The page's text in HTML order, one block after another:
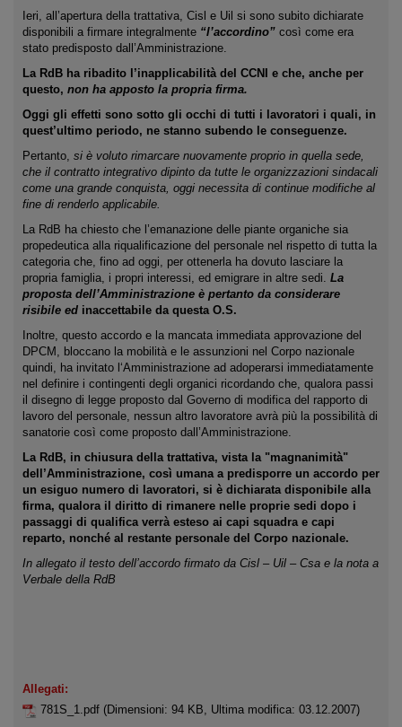
Ieri, all’apertura della trattativa, Cisl e Uil si sono subito dichiarate
disponibili a firmare integralmente “l’accordino” così come era
stato predisposto dall’Amministrazione.
La RdB ha ribadito l’inapplicabilità del CCNI e che, anche per
questo, non ha apposto la propria firma.
Oggi gli effetti sono sotto gli occhi di tutti i lavoratori i quali, in
quest’ultimo periodo, ne stanno subendo le conseguenze.
Pertanto, si è voluto rimarcare nuovamente proprio in quella sede,
che il contratto integrativo dipinto da tutte le organizzazioni sindacali
come una grande conquista, oggi necessita di continue modifiche al
fine di renderlo applicabile.
La RdB ha chiesto che l’emanazione delle piante organiche sia
propedeutica alla riqualificazione del personale nel rispetto di tutta la
categoria che, fino ad oggi, per ottenerla ha dovuto lasciare la
propria famiglia, i propri interessi, ed emigrare in altre sedi. La
proposta dell’Amministrazione è pertanto da considerare
risibile ed inaccettabile da questa O.S.
Inoltre, questo accordo e la mancata immediata approvazione del
DPCM, bloccano la mobilità e le assunzioni nel Corpo nazionale
quindi, ha invitato l‘Amministrazione ad adoperarsi immediatamente
nel definire i contingenti degli organici ricordando che, qualora passi
il disegno di legge proposto dal Governo di modifica del rapporto di
lavoro del personale, nessun altro lavoratore avrà più la possibilità di
sanatorie così come proposto dall’Amministrazione.
La RdB, in chiusura della trattativa, vista la "magnanimità"
dell’Amministrazione, così umana a predisporre un accordo per
un esiguo numero di lavoratori, si è dichiarata disponibile alla
firma, qualora il diritto di rimanere nelle proprie sedi dopo i
passaggi di qualifica verrà esteso ai capi squadra e capi
reparto, nonché al restante personale del Corpo nazionale.
In allegato il testo dell’accordo firmato da Cisl – Uil – Csa e la nota a
Verbale della RdB
Allegati:
781S_1.pdf (Dimensioni: 94 KB, Ultima modifica: 03.12.2007)